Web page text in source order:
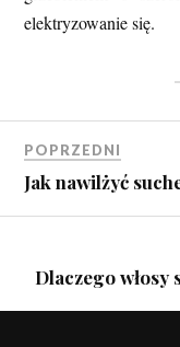
elektryzowanie się.
POPRZEDNI
Jak nawilżyć
Dlaczego włosy